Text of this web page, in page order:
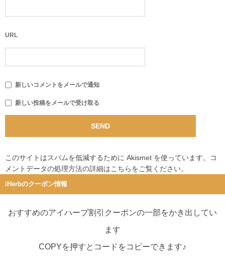
URL
新しいコメントをメールで通知
新しい投稿をメールで受け取る
このサイトはスパムを低減するために Akismet を使っています。
コ
メントデータの処理方法の詳細はこちらをご覧ください。
iHerbのクーポン情報
おすすめのアイハーブ割引クーポンの一部をかき出してい
ます
COPYを押すとコードをコピーできます♪